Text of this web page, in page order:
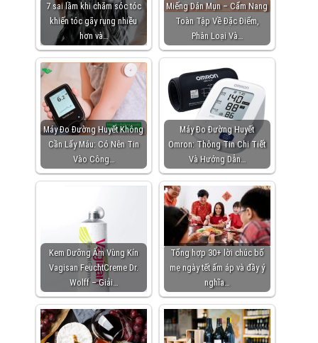
7 sai lầm khi chăm sóc tóc
khiến tóc gãy rụng nhiều
hơn và…
Miếng Dán Mụn – Cẩm Nang
Toàn Tập Về Đặc Điểm,
Phân Loại Và…
Máy Đo Đường Huyết Không
Cần Lấy Máu: Có Nên Tin
Vào Công…
Máy Đo Đường Huyết
Omron: Thông Tin Chi Tiết
Và Hướng Dẫn…
Kem Dưỡng Ẩm Vùng Kín
Vagisan FeuchtCreme Dr.
Wolff – Giải…
Tổng hợp 30+ lời chúc bố
mẹ ngày tết ấm áp và đầy ý
nghĩa…